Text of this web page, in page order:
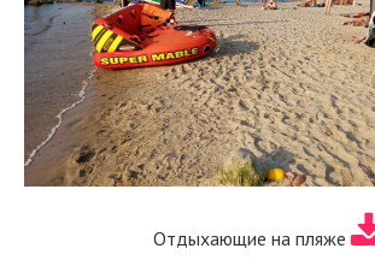
Отдыхающие на пляже